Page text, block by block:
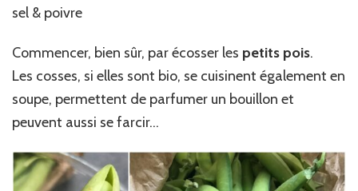
sel & poivre
Commencer, bien sûr, par écosser les petits pois.
Les cosses, si elles sont bio, se cuisinent également en
soupe, permettent de parfumer un bouillon et
peuvent aussi se farcir…